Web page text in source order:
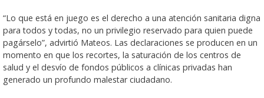
“Lo que está en juego es el derecho a una atención sanitaria digna
para todos y todas, no un privilegio reservado para quien puede
pagárselo”, advirtió Mateos. Las declaraciones se producen en un
momento en que los recortes, la saturación de los centros de
salud y el desvío de fondos públicos a clínicas privadas han
generado un profundo malestar ciudadano.